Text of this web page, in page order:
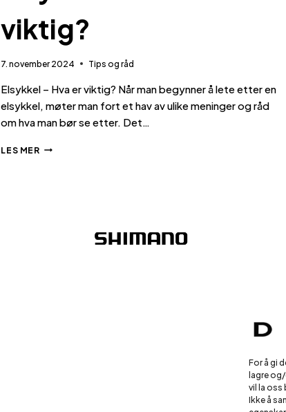
For å gi
lagre
vil la
Ikke å
viktig?
7. november 2024 Tips og råd
Elsykkel – Hva er viktig? Når man begynner å lete etter en
elsykkel, møter man fort et hav av ulike meninger og råd
om hva man bør se etter. Det…
LES MERELSYKKEL
Om